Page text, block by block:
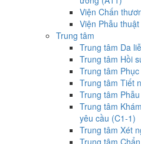
Viện Chấn
Viện Phẫu
Trung tâm
Trung tâm Da
Trung tâm Hồi
Trung tâm
Trung tâm Tiết
Trung tâm
Trung tâm
yêu cầu (C1-1)
Trung tâm Xét
Trung tâm